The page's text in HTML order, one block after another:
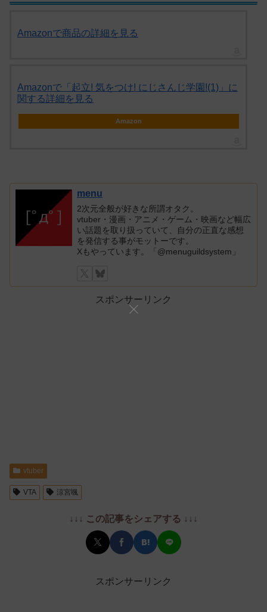
Amazonで商品の詳細を見る
Amazonで「起立! 気をつけ! にじさんじ学園!(1)」に
関する詳細を見る
Amazon
menu
2次元全般が好きな所謂オタク。
vtuber・漫画・アニメ・ゲーム・映画など幅広
い話題を取り扱っていて、自分の正直な感想
を発信する事がモットーです。
Xもやっています。「@menuguildsystem」
スポンサーリンク
vtuber
VTA 涼宮颯
↓↓↓ この記事をシェアする ↓↓↓
スポンサーリンク